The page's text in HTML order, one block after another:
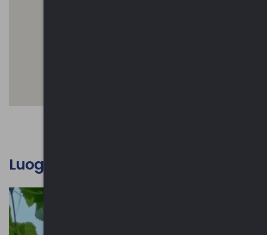
Luoghi d'interesse culturale